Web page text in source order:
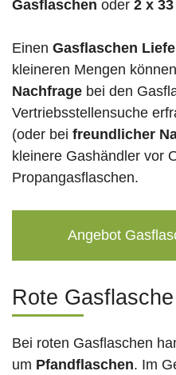
Gasflaschen oder 2 x
Einen Gasflaschen
kleineren Mengen
Nachfrage bei den
Vertriebsstellensuche
(oder bei freundlicher
kleinere Gashändler vor
Propangasflaschen.
Angebot
Rote
Bei roten Gasflaschen
um Pfandflaschen. Im